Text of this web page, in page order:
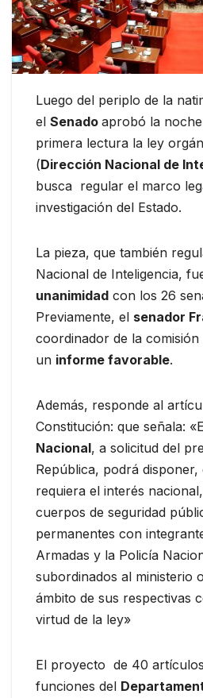
Luego del periplo de la
el Senado aprobó la
primera lectura la ley
(Dirección Nacional de
busca regular el marco
investigación del Estado.
La pieza, que también
Nacional de Inteligencia,
unanimidad con los 26
Previamente, el senador
coordinador de la
un informe favorable.
Además, responde al
Constitución: que señala:
Nacional, a solicitud del
República, podrá
requiera el interés
cuerpos de seguridad
permanentes con
Armadas y la Policía
subordinados al ministerio
ámbito de sus respectivas
virtud de la ley»
El proyecto de 40
funciones del